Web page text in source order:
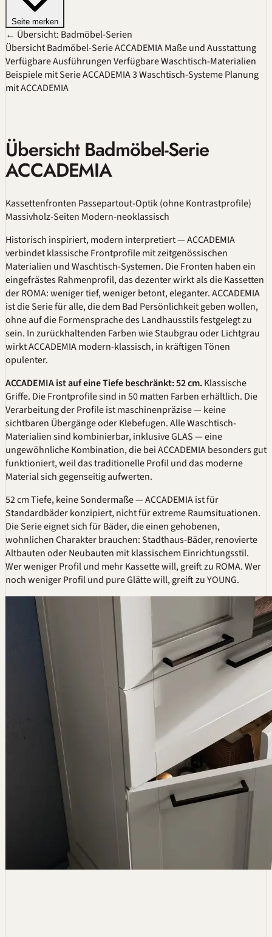
Seite merken
← Übersicht: Badmöbel-Serien
Übersicht Badmöbel-Serie ACCADEMIAMaße und Ausstattung
Verfügbare AusführungenVerfügbare Waschtisch-Materialien
Beispiele mit Serie ACCADEMIA3 Waschtisch-SystemePlanung
mit ACCADEMIA
Übersicht Badmöbel-Serie
ACCADEMIA
Kassettenfronten Passepartout-Optik (ohne Kontrastprofile)
Massivholz-Seiten Modern-neoklassisch
Historisch inspiriert, modern interpretiert — ACCADEMIA
verbindet klassische Frontprofile mit zeitgenössischen
Materialien und Waschtisch-Systemen. Die Fronten haben ein
eingefrästes Rahmenprofil, das dezenter wirkt als die Kassetten
der ROMA: weniger tief, weniger betont, eleganter. ACCADEMIA
ist die Serie für alle, die dem Bad Persönlichkeit geben wollen,
ohne auf die Formensprache des Landhausstils festgelegt zu
sein. In zurückhaltenden Farben wie Staubgrau oder Lichtgrau
wirkt ACCADEMIA modern-klassisch, in kräftigen Tönen
opulenter.
ACCADEMIA ist auf eine Tiefe beschränkt: 52 cm.Klassische
Griffe. Die Frontprofile sind in 50 matten Farben erhältlich. Die
Verarbeitung der Profile ist maschinenpräzise — keine
sichtbaren Übergänge oder Klebefugen. Alle Waschtisch-
Materialien sind kombinierbar, inklusive GLAS — eine
ungewöhnliche Kombination, die bei ACCADEMIA besonders gut
funktioniert, weil das traditionelle Profil und das moderne
Material sich gegenseitig aufwerten.
52 cm Tiefe, keine Sondermaße — ACCADEMIA ist für
Standardbäder konzipiert, nicht für extreme Raumsituationen.
Die Serie eignet sich für Bäder, die einen gehobenen,
wohnlichen Charakter brauchen: Stadthaus-Bäder, renovierte
Altbauten oder Neubauten mit klassischem Einrichtungsstil.
Wer weniger Profil und mehr Kassette will, greift zu ROMA. Wer
noch weniger Profil und pure Glätte will, greift zu YOUNG.